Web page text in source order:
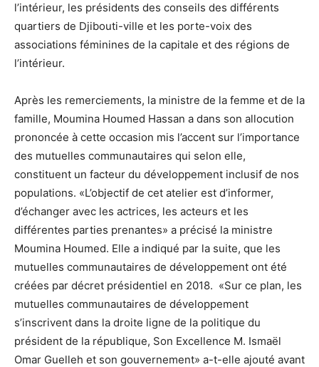
l’intérieur, les présidents des conseils des différents
quartiers de Djibouti-ville et les porte-voix des
associations féminines de la capitale et des régions de
l’intérieur.
Après les remerciements, la ministre de la femme et de la
famille, Moumina Houmed Hassan a dans son allocution
prononcée à cette occasion mis l’accent sur l’importance
des mutuelles communautaires qui selon elle,
constituent un facteur du développement inclusif de nos
populations. «L’objectif de cet atelier est d’informer,
d’échanger avec les actrices, les acteurs et les
différentes parties prenantes» a précisé la ministre
Moumina Houmed. Elle a indiqué par la suite, que les
mutuelles communautaires de développement ont été
créées par décret présidentiel en 2018. «Sur ce plan, les
mutuelles communautaires de développement
s’inscrivent dans la droite ligne de la politique du
président de la république, Son Excellence M. Ismaël
Omar Guelleh et son gouvernement» a-t-elle ajouté avant